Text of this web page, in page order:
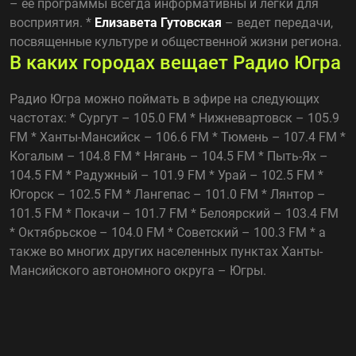
– ее программы всегда информативны и легки для
восприятия. * Елизавета Гутовская – ведет передачи,
посвященные культуре и общественной жизни региона.
В каких городах вещает Радио Югра
Радио Югра можно поймать в эфире на следующих
частотах: * Сургут – 105.0 FM * Нижневартовск – 105.9
FM * Ханты-Мансийск – 106.6 FM * Тюмень – 107.4 FM *
Когалым – 104.8 FM * Нягань – 104.5 FM * Пыть-Ях –
104.5 FM * Радужный – 101.9 FM * Урай – 102.5 FM *
Югорск – 102.5 FM * Лангепас – 101.0 FM * Лянтор –
101.5 FM * Покачи – 101.7 FM * Белоярский – 103.4 FM
* Октябрьское – 104.0 FM * Советский – 100.3 FM * а
также во многих других населенных пунктах Ханты-
Мансийского автономного округа – Югры.